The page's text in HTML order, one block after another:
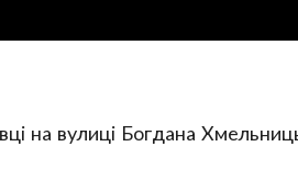
на вулиці Богдана